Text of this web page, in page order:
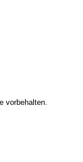
vorbehalten.